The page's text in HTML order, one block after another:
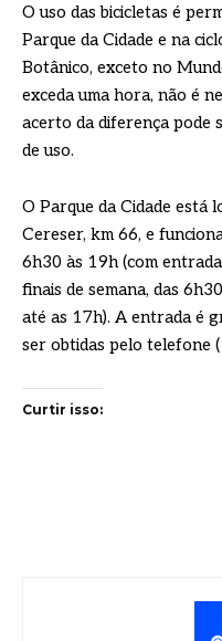
O uso das bicicletas é
Parque da Cidade e na
Botânico, exceto no
exceda uma hora, não é
acerto da diferença pode
de uso.
O Parque da Cidade está
Cereser, km 66, e
6h30 às 19h (com
finais de semana, das
até as 17h). A entrada é
ser obtidas pelo telefone
Curtir isso: